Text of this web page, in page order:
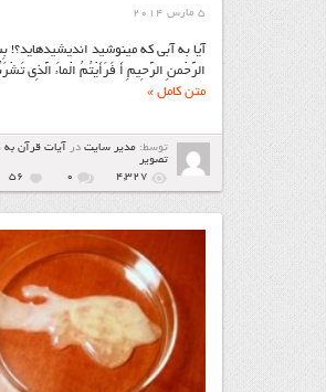
5 مارس 2014
آيا به آبي که مي‏نوشيد انديشيده‏ايد؟!
الرَّحْمنِ الرَّحِيمِ أَ فَرَأَيْتُمُ الْماءَ الَّذِي
متن کامل »
توسط: مدیر سایتدر آیات قرآن به
تصویر
4,327
۰ 56